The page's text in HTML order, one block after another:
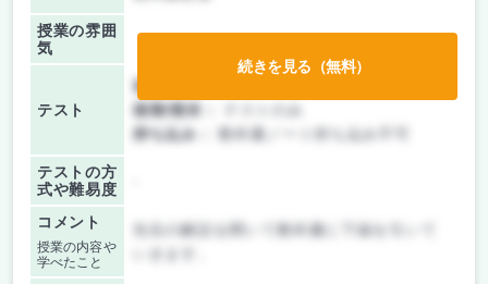
授業の雰囲
気
テスト
前期/中間：
後期/期末：
持ち込み：
教科書ノート持ち込み不可
テストの方
式や難易度
コメント
授業の内容や
学べたこと
先生の解説を聞いて教科書に下線を引いて
続きを見る（無料）